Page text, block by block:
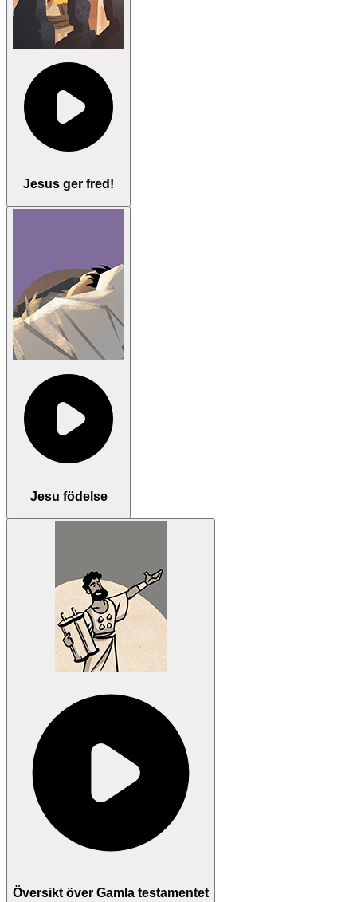
Jesus ger fred!
Jesu födelse
Översikt över Gamla testamentet